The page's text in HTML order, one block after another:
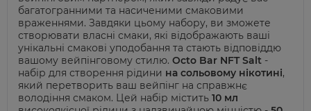
багатогранними та насиченими смаковими
враженнями. Завдяки цьому набору, ви зможете
створювати власні смаки, які відображають ваші
унікальні смакові уподобання та стають відповіддю
вашому вейпінговому стилю. Octo Bar NFT Salt -
набір для створення рідини на сольовому нікотині,
який перетворить ваш вейпінг на справжнє
володіння смаком. Цей набір містить 10 мл